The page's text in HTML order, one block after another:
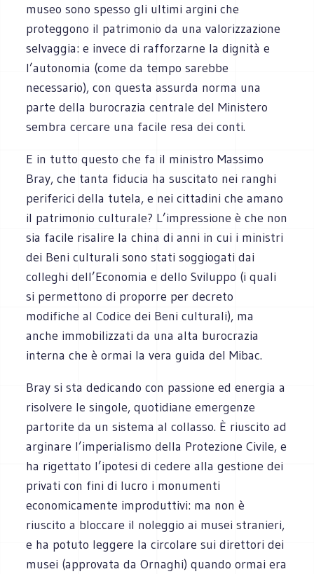
museo sono spesso gli ultimi argini che
proteggono il patrimonio da una valorizzazione
selvaggia: e invece di rafforzarne la dignità e
l’autonomia (come da tempo sarebbe
necessario), con questa assurda norma una
parte della burocrazia centrale del Ministero
sembra cercare una facile resa dei conti.
E in tutto questo che fa il ministro Massimo
Bray, che tanta fiducia ha suscitato nei ranghi
periferici della tutela, e nei cittadini che amano
il patrimonio culturale? L’impressione è che non
sia facile risalire la china di anni in cui i ministri
dei Beni culturali sono stati soggiogati dai
colleghi dell’Economia e dello Sviluppo (i quali
si permettono di proporre per decreto
modifiche al Codice dei Beni culturali), ma
anche immobilizzati da una alta burocrazia
interna che è ormai la vera guida del Mibac.
Bray si sta dedicando con passione ed energia a
risolvere le singole, quotidiane emergenze
partorite da un sistema al collasso. È riuscito ad
arginare l’imperialismo della Protezione Civile, e
ha rigettato l’ipotesi di cedere alla gestione dei
privati con fini di lucro i monumenti
economicamente improduttivi: ma non è
riuscito a bloccare il noleggio ai musei stranieri,
e ha potuto leggere la circolare sui direttori dei
musei (approvata da Ornaghi) quando ormai era